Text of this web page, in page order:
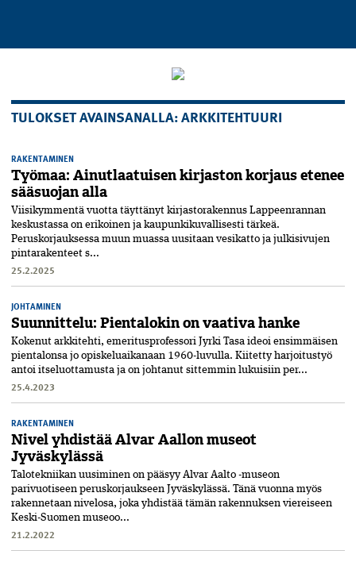
TULOKSET AVAINSANALLA: ARKKITEHTUURI
RAKENTAMINEN
Työmaa: Ainutlaatuisen kirjaston korjaus etenee
sääsuojan alla
Viisikymmentä vuotta täyttänyt kirjastorakennus Lappeenrannan
keskustassa on erikoinen ja kaupunkikuvallisesti tärkeä.
Peruskorjauksessa muun muassa uusitaan vesikatto ja julkisivujen
pintarakenteet s...
25.2.2025
JOHTAMINEN
Suunnittelu: Pientalokin on vaativa hanke
Kokenut arkkitehti, emeritus­professori Jyrki Tasa ideoi ensimmäisen
pientalonsa jo opiskelu­aikanaan 1960-luvulla. Kiitetty harjoitus­työ
antoi itse­luottamusta ja on johtanut sittemmin lukuisiin per...
25.4.2023
RAKENTAMINEN
Nivel yhdistää Alvar Aallon museot
Jyväskylässä
Talotekniikan uusiminen on pääsyy Alvar Aalto -museon
parivuotiseen peruskorjaukseen Jyväskylässä. Tänä vuonna myös
rakennetaan nivelosa, joka yhdistää tämän rakennuksen viereiseen
Keski-Suomen museoo...
21.2.2022